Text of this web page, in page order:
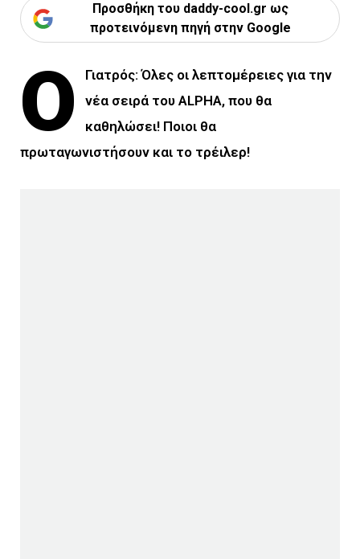
Προσθήκη του daddy-cool.gr ως
προτεινόμενη πηγή στην Google
Ο
Γιατρός: Όλες οι λεπτομέρειες για την
νέα σειρά του ALPHA, που θα
καθηλώσει! Ποιοι θα
πρωταγωνιστήσουν και το τρέιλερ!